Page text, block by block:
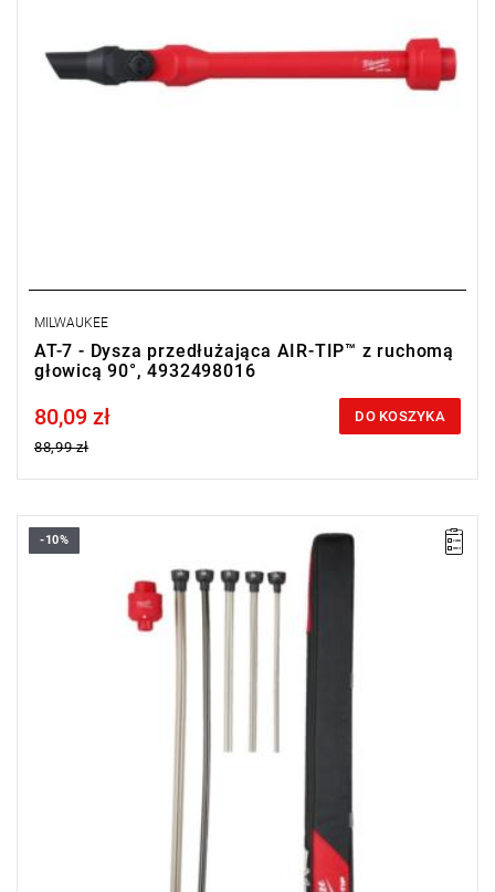
MILWAUKEE
AT-7 - Dysza przedłużająca AIR-TIP™ z ruchomą
głowicą 90°, 4932498016
Price tax included
80,09 zł
88,99 zł
DO KOSZYKA
Pięć wymiennych długości i średnic mikrowęża dla wielu trudno
-10%